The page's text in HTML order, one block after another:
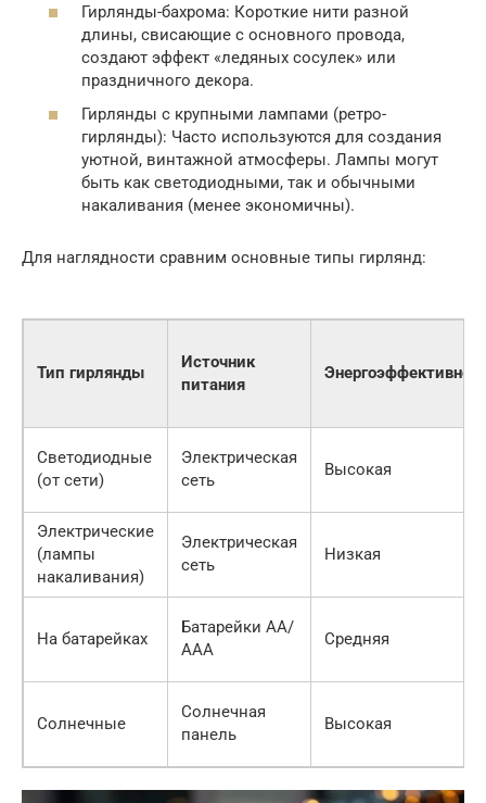
Гирлянды-бахрома: Короткие нити разной
длины, свисающие с основного провода,
создают эффект «ледяных сосулек» или
праздничного декора.
Гирлянды с крупными лампами (ретро-
гирлянды): Часто используются для создания
уютной, винтажной атмосферы. Лампы могут
быть как светодиодными, так и обычными
накаливания (менее экономичны).
Для наглядности сравним основные типы гирлянд:
Тип гирлянды
Источник
питания
Светодиодные
(от сети)
Электрическая
сеть
Высокая
Электрические
(лампы
накаливания)
Электрическая
сеть
Низкая
На батарейках
Батарейки АА/
ААА
Средняя
Солнечные
Солнечная
панель
Высокая